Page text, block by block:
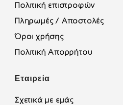
Πολιτική επιστροφών
Πληρωμές / Αποστολές
Όροι χρήσης
Πολιτική Απορρήτου
Εταιρεία
Σχετικά με εμάς